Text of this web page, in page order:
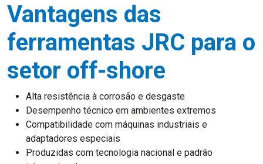
Vantagens das
ferramentas JRC para o
setor off-shore
Alta resistência à corrosão e desgaste
Desempenho técnico em ambientes extremos
Compatibilidade com máquinas industriais e
adaptadores especiais
Produzidas com tecnologia nacional e padrão